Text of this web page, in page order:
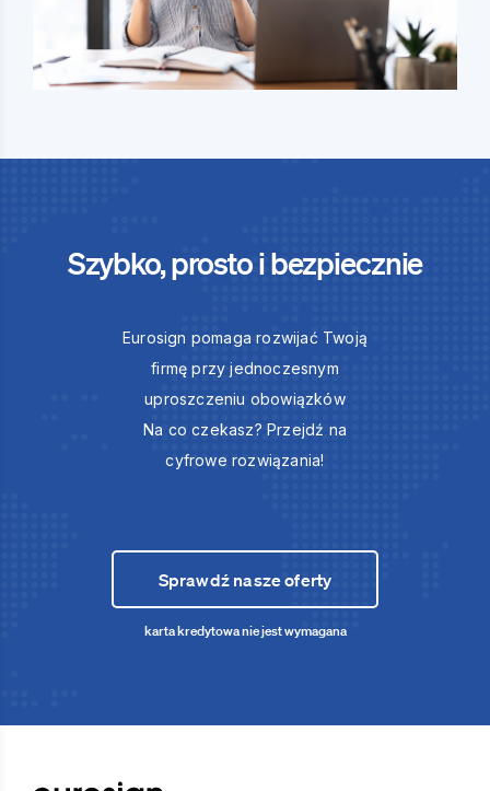
Szybko, prosto i bezpiecznie
Eurosign pomaga rozwijać Twoją
firmę przy jednoczesnym
uproszczeniu obowiązków
Na co czekasz? Przejdź na
cyfrowe rozwiązania!
Sprawdź nasze oferty
karta kredytowa nie jest wymagana